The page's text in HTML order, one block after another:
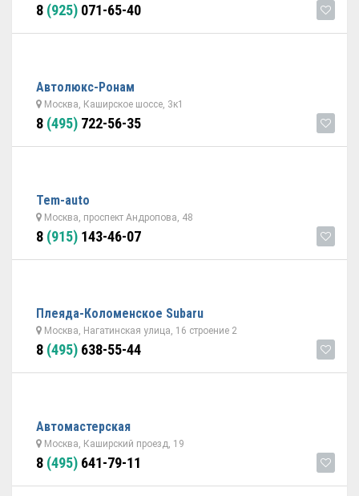
8 (925) 071-65-40
Автолюкс-Ронам
Москва, Каширское шоссе, 3к1
8 (495) 722-56-35
Tem-auto
Москва, проспект Андропова, 48
8 (915) 143-46-07
Плеяда-Коломенское Subaru
Москва, Нагатинская улица, 16 строение 2
8 (495) 638-55-44
Автомастерская
Москва, Каширский проезд, 19
8 (495) 641-79-11